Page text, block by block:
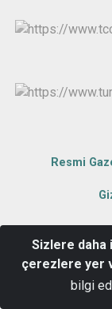
Resmi
Sizlere daha
çerezlere yer
bilgi